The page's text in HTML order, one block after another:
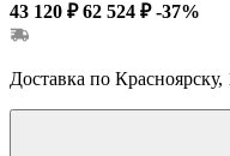
43 120 ₽ 62 524 ₽ -37%
Доставка по Красноярску,